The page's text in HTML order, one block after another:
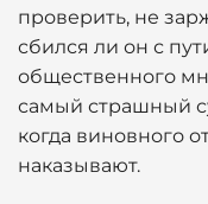
проверить, не
сбился ли он с
общественного
самый страшный
когда виновного
наказывают.